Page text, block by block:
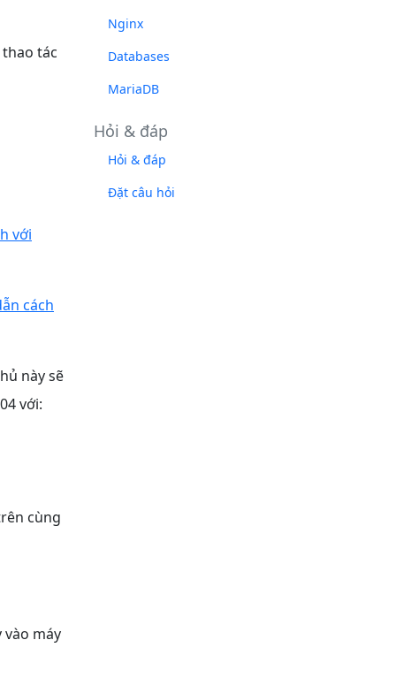
tác
với
cách
này sẽ
với:
cùng
vào máy
Nginx
Databases
MariaDB
Hỏi & đáp
Hỏi & đáp
Đặt câu hỏi